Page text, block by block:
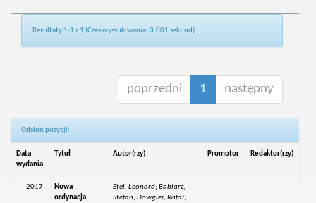
Rezultaty 1-1 z 1 (Czas wyszukiwania: 0.001 sekund).
poprzedni 1 następny
Odsłon pozycji:
Data
wydania
Tytuł Autor(rzy) Promotor Redaktor(rzy)
2017
Nowa
ordynacja
Etel, Leonard; Babiarz,
Stefan; Dowgier, Rafał;
- -